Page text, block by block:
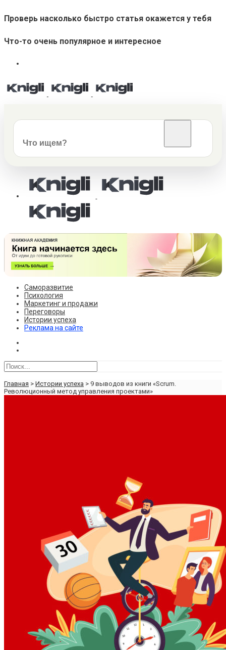
Проверь насколько быстро статья окажется у тебя
Что-то очень популярное и интересное
Саморазвитие
Психология
Маркетинг и продажи
Переговоры
Истории успеха
Реклама на сайте
Главная > Истории успеха > 9 выводов из книги «Scrum.
Революционный метод управления проектами»